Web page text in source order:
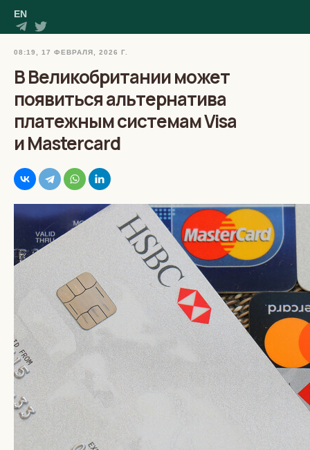
EN
08:19, 17 ФЕВРАЛЯ, 2026 Г.
В Великобритании может
появиться альтернатива
платежным системам Visa
и Mastercard